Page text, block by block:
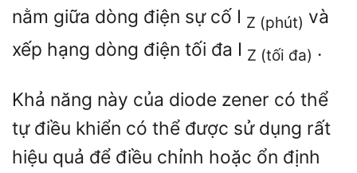
nằm giữa dòng điện sự cố I Z (phút) và
xếp hạng dòng điện tối đa I Z (tối đa) .
Khả năng này của diode zener có thể
tự điều khiển có thể được sử dụng rất
hiệu quả để điều chỉnh hoặc ổn định